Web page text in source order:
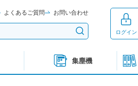
よくあるご質問 お問い合わせ
ログイン
集塵機